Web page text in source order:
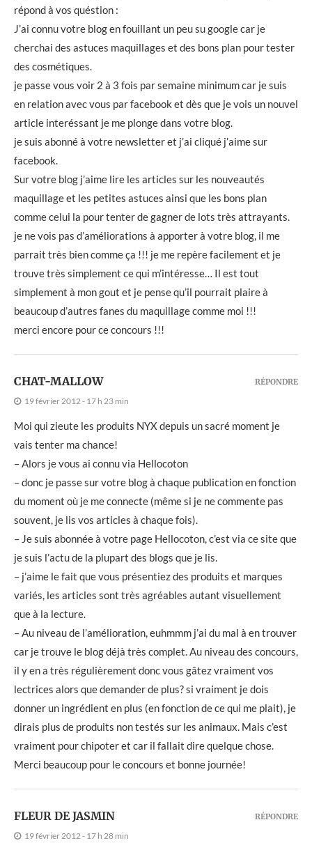
répond à vos quéstion :
J’ai connu votre blog en fouillant un peu su google car je
cherchai des astuces maquillages et des bons plan pour tester
des cosmétiques.
je passe vous voir 2 à 3 fois par semaine minimum car je suis
en relation avec vous par facebook et dès que je vois un nouvel
article interéssant je me plonge dans votre blog.
je suis abonné à votre newsletter et j’ai cliqué j’aime sur
facebook.
Sur votre blog j’aime lire les articles sur les nouveautés
maquillage et les petites astuces ainsi que les bons plan
comme celui la pour tenter de gagner de lots très attrayants.
je ne vois pas d’améliorations à apporter à votre blog, il me
parrait très bien comme ça !!! je me repère facilement et je
trouve très simplement ce qui m’intéresse… Il est tout
simplement à mon gout et je pense qu’il pourrait plaire à
beaucoup d’autres fanes du maquillage comme moi !!!
merci encore pour ce concours !!!
CHAT-MALLOW
19 février 2012 - 17 h 23 min
Moi qui zieute les produits NYX depuis un sacré moment je
vais tenter ma chance!
– Alors je vous ai connu via Hellocoton
– donc je passe sur votre blog à chaque publication en fonction
du moment où je me connecte (même si je ne commente pas
souvent, je lis vos articles à chaque fois).
– Je suis abonnée à votre page Hellocoton, c’est via ce site que
je suis l’actu de la plupart des blogs que je lis.
– j’aime le fait que vous présentiez des produits et marques
variés, les articles sont très agréables autant visuellement
que à la lecture.
– Au niveau de l’amélioration, euhmmm j’ai du mal à en trouver
car je trouve le blog déjà très complet. Au niveau des concours,
il y en a très régulièrement donc vous gâtez vraiment vos
lectrices alors que demander de plus? si vraiment je dois
donner un ingrédient en plus (en fonction de ce qui me plait), je
dirais plus de produits non testés sur les animaux. Mais c’est
vraiment pour chipoter et car il fallait dire quelque chose.
Merci beaucoup pour le concours et bonne journée!
RÉPONDRE
FLEUR DE JASMIN
19 février 2012 - 17 h 28 min
RÉPONDRE